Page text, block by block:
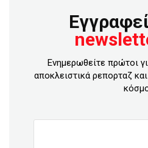
Ενημερωθείτε πρώτοι
αποκλειστικά ρεπορταζ